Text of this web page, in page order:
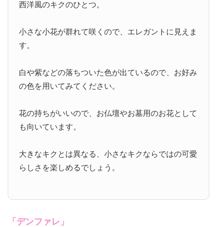
西洋風のキクのひとつ。
小さな小花が群れて咲くので、エレガントに見えま
す。
白や紫などの落ちついた色が出ているので、お好み
の色を用いてみてください。
花の持ちがいいので、お仏壇やお墓用のお花として
も向いています。
大きなキクとは異なる、小さなキクならではの可愛
らしさを楽しめるでしょう。
「デンファレ」